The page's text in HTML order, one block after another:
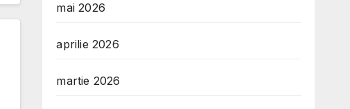
mai 2026
aprilie 2026
martie 2026